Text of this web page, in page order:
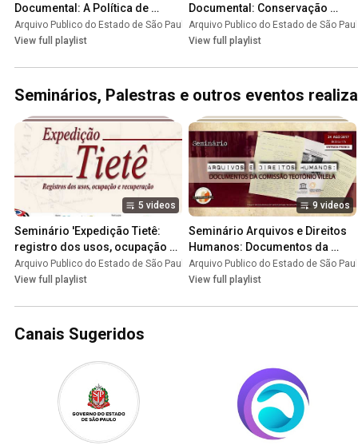
Documental: A Política de
Gestão Documental na
Administração Pública Paulista
Arquivo Publico do Estado de São Paulo • Playlist
View full playlist
Documental: Conservação
preventiva de documentos
arquivísticos
Arquivo Publico do Estado de São
View full playlist
Seminários, Palestras e outros eventos
5 videos
Seminário 'Expedição Tietê:
registro dos usos, ocupação e
recuperação'
Arquivo Publico do Estado de São Paulo • Playlist
View full playlist
9 videos
Seminário Arquivos e Direitos
Humanos: Documentos da
Comissão Teotônio Vilela
Arquivo Publico do Estado de São
View full playlist
Canais Sugeridos